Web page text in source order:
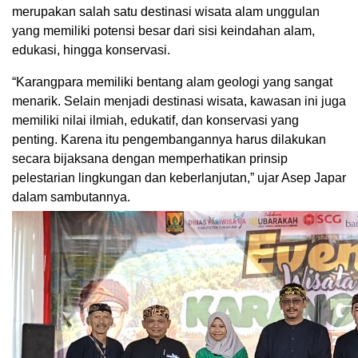
merupakan salah satu destinasi wisata alam unggulan
yang memiliki potensi besar dari sisi keindahan alam,
edukasi, hingga konservasi.
“Karangpara memiliki bentang alam geologi yang sangat
menarik. Selain menjadi destinasi wisata, kawasan ini juga
memiliki nilai ilmiah, edukatif, dan konservasi yang
penting. Karena itu pengembangannya harus dilakukan
secara bijaksana dengan memperhatikan prinsip
pelestarian lingkungan dan keberlanjutan,” ujar Asep Japar
dalam sambutannya.